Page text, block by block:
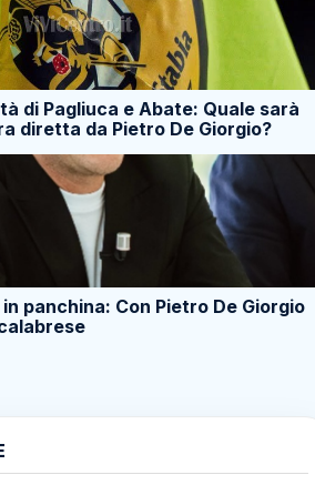
di Pagliuca e Abate: Quale sarà
diretta da Pietro De Giorgio?
panchina: Con Pietro De Giorgio